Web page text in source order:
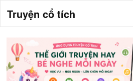
Truyện cổ tích